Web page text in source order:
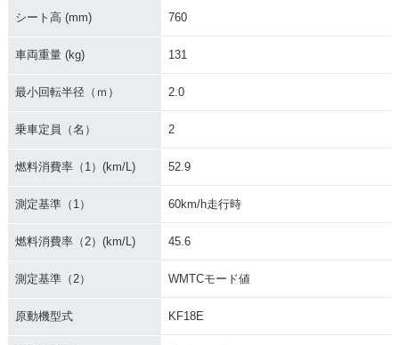
シート高 (mm) 760
車両重量 (kg) 131
最小回転半径（ｍ） 2.0
乗車定員（名） 2
燃料消費率（1）(km/L) 52.9
測定基準（1） 60km/h走行時
燃料消費率（2）(km/L) 45.6
測定基準（2） WMTCモード値
原動機型式 KF18E